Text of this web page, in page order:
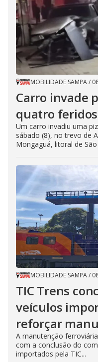
MOBILIDADE SAMPA/
Carro invade
quatro
Um carro invadiu uma
sábado (8), no trevo de
Mongaguá, litoral de São
MOBILIDADE SAMPA/
TIC Trens
veículos
reforçar
A manutenção
com a conclusão do
importados pela TIC...